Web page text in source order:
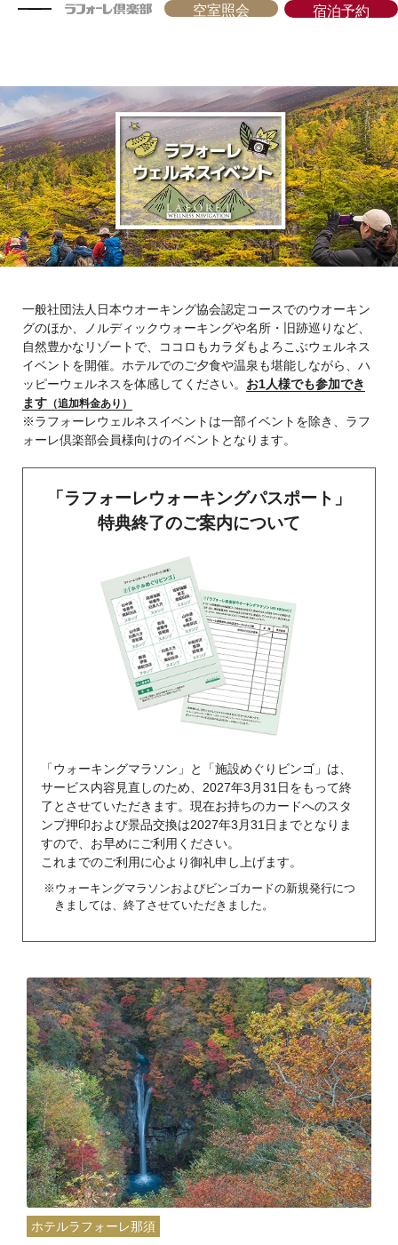
空室照会 宿泊予約
一般社団法人日本ウオーキング協会認定コースでのウオーキン
グのほか、ノルディックウォーキングや名所・旧跡巡りなど、
自然豊かなリゾートで、ココロもカラダもよろこぶウェルネス
イベントを開催。ホテルでのご夕食や温泉も堪能しながら、ハ
ッピーウェルネスを体感してください。 お1人様でも参加でき
ます （追加料金あり）
※ラフォーレウェルネスイベントは一部イベントを除き、ラフ
ォーレ倶楽部会員様向けのイベントとなります。
「ラフォーレウォーキングパスポート」
特典終了のご案内について
「ウォーキングマラソン」と「施設めぐりビンゴ」は、
サービス内容見直しのため、2027年3月31日をもって終
了とさせていただきます。現在お持ちのカードへのスタ
ンプ押印および景品交換は2027年3月31日までとなりま
すので、お早めにご利用ください。
これまでのご利用に心より御礼申し上げます。
※ウォーキングマラソンおよびビンゴカードの新規発行につ
きましては、終了させていただきました。
ホテルラフォーレ那須